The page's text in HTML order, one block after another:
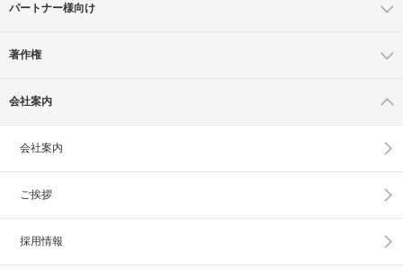
パートナー様向け
著作権
会社案内
会社案内
ご挨拶
採用情報